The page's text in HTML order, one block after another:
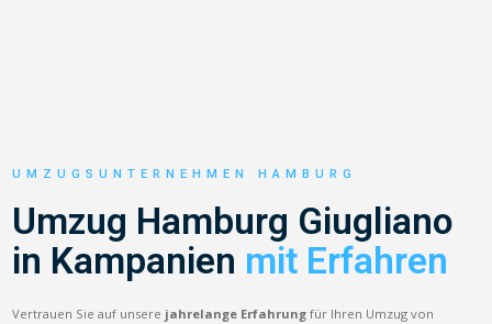
UMZUGSUNTERNEHMEN HAMBURG
Umzug Hamburg Giugliano
in Kampanien mit Erfahren
Vertrauen Sie auf unsere jahrelange Erfahrung für Ihren Umzug von